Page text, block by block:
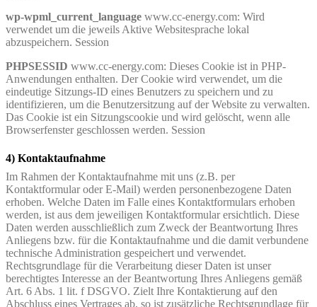
wp-wpml_current_language www.cc-energy.com: Wird
verwendet um die jeweils Aktive Websitesprache lokal
abzuspeichern. Session
PHPSESSID www.cc-energy.com: Dieses Cookie ist in PHP-
Anwendungen enthalten. Der Cookie wird verwendet, um die
eindeutige Sitzungs-ID eines Benutzers zu speichern und zu
identifizieren, um die Benutzersitzung auf der Website zu verwalten.
Das Cookie ist ein Sitzungscookie und wird gelöscht, wenn alle
Browserfenster geschlossen werden. Session
4) Kontaktaufnahme
Im Rahmen der Kontaktaufnahme mit uns (z.B. per
Kontaktformular oder E-Mail) werden personenbezogene Daten
erhoben. Welche Daten im Falle eines Kontaktformulars erhoben
werden, ist aus dem jeweiligen Kontaktformular ersichtlich. Diese
Daten werden ausschließlich zum Zweck der Beantwortung Ihres
Anliegens bzw. für die Kontaktaufnahme und die damit verbundene
technische Administration gespeichert und verwendet.
Rechtsgrundlage für die Verarbeitung dieser Daten ist unser
berechtigtes Interesse an der Beantwortung Ihres Anliegens gemäß
Art. 6 Abs. 1 lit. f DSGVO. Zielt Ihre Kontaktierung auf den
Abschluss eines Vertrages ab, so ist zusätzliche Rechtsgrundlage für